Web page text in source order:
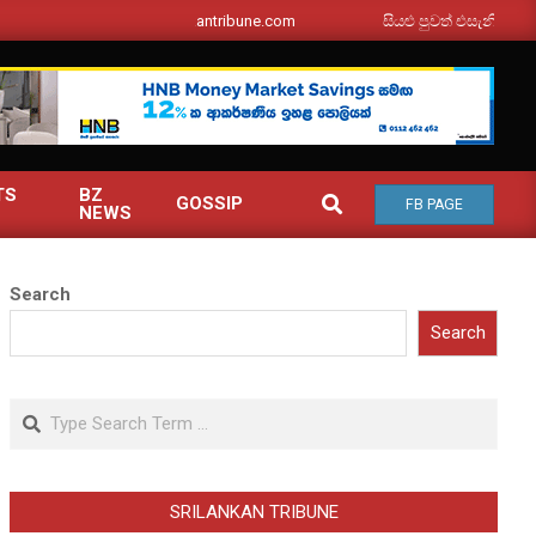
srilankantribune.com සියළු පුවත් එසැනින් ඔබ වෙත
BZ
NEWS
GOSSIP SEARCH
FB PAGE
Search
Search
Search
SRILANKAN TRIBUNE